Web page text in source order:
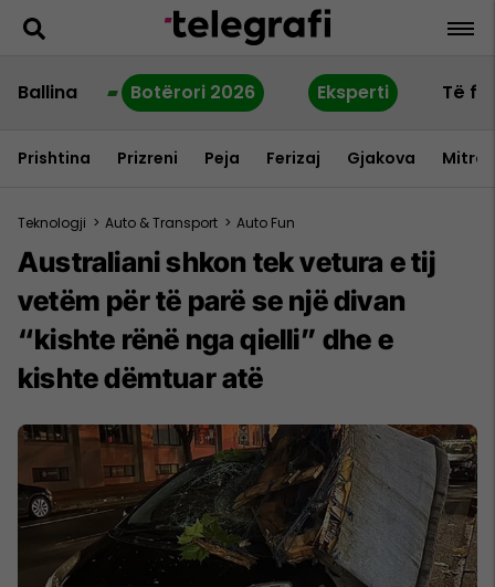
Ballina Botërori 2026 Eksperti Të
Prishtina Prizreni Peja Ferizaj Gjakova
Teknologji > Auto & Transport > Auto Fun
Australiani shkon tek vetura e tij
vetëm për të parë se një divan
“kishte rënë nga qielli” dhe e
kishte dëmtuar atë